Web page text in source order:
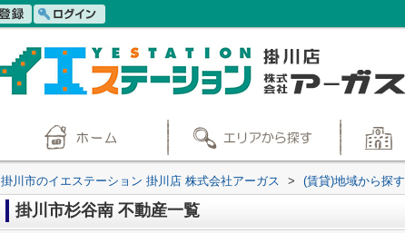
掛川市のイエステーション 掛川店 株式会社アーガス > (賃貸)地域から探す
掛川市杉谷南 不動産一覧